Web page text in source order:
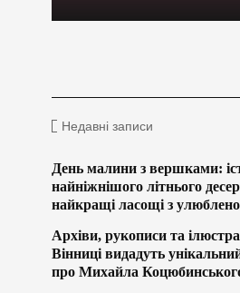
Недавні записи
День малини з вершками:
найніжнішого літнього
найкращі ласощі з
Архіви, рукописи та
Вінниці видадуть
про Михайла